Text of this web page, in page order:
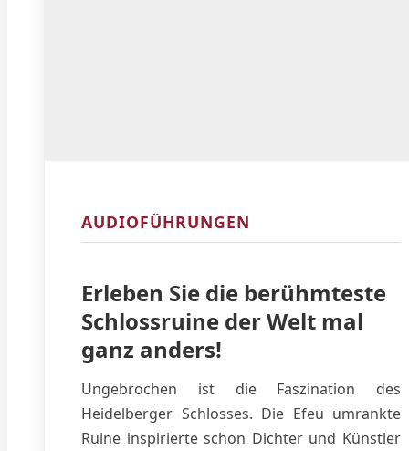
AUDIOFÜHRUNGEN
Erleben Sie die berühmteste
Schlossruine der Welt mal
ganz anders!
Ungebrochen ist die Faszination des
Heidelberger Schlosses. Die Efeu umrankte
Ruine inspirierte schon Dichter und Künstler